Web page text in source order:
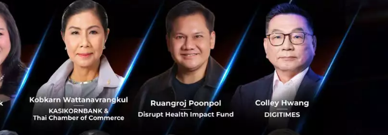
โลกที่เน้นลงทุนเฉพาะ Consumer Brands
งาน 17 แห่งทั่วโลก ก่อตั้งในปี 1989 และในปี
office ของ Bernard Arnault เจ้าพ่อแห่งโลก
ชั้นนำ ตั้งแต่ Birkenstock ไปจนถึง